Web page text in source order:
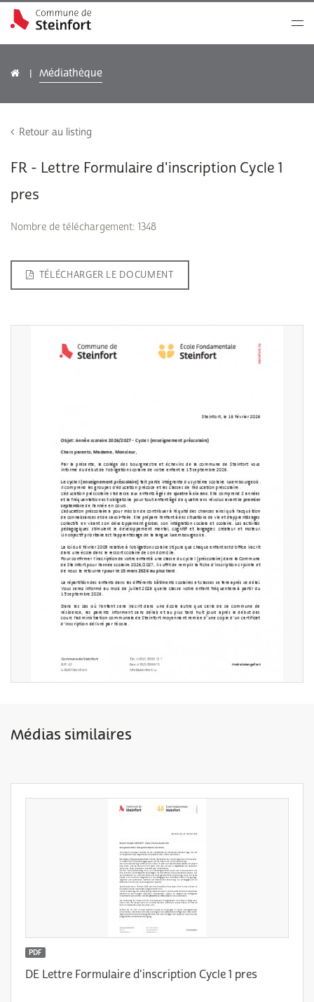
Médiathèque
Retour au listing
FR - Lettre Formulaire d'inscription Cycle 1
pres
Nombre de téléchargement: 1348
TÉLÉCHARGER LE DOCUMENT
Médias similaires
PDF
DE Lettre Formulaire d'inscription Cycle 1 pres